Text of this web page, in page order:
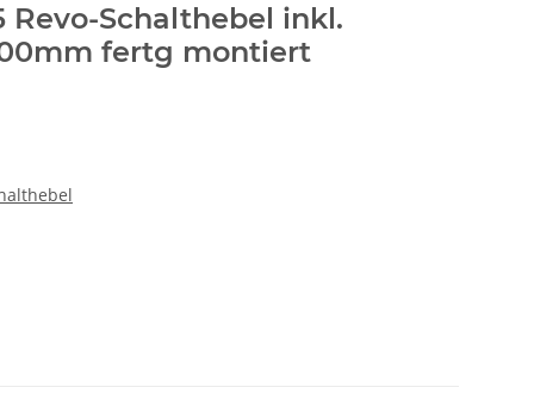
Revo-Schalthebel inkl.
fertg montiert